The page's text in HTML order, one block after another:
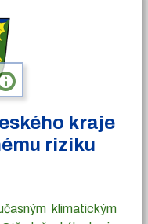
kraje
riziku
klimatickým